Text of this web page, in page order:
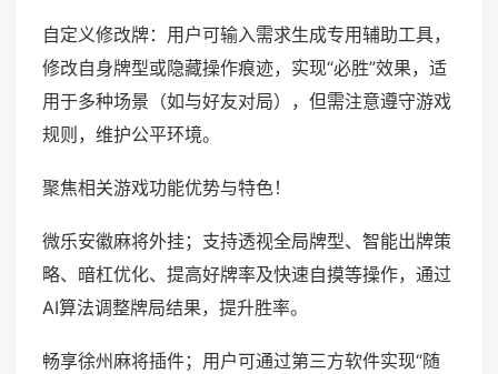
自定义修改牌：用户可输入需求生成专用辅助工具，
修改自身牌型或隐藏操作痕迹，实现“必胜”效果，适
用于多种场景（如与好友对局），但需注意遵守游戏
规则，维护公平环境。
聚焦相关游戏功能优势与特色！
微乐安徽麻将外挂；支持透视全局牌型、智能出牌策
略、暗杠优化、提高好牌率及快速自摸等操作，通过
AI算法调整牌局结果，提升胜率。
畅享徐州麻将插件；用户可通过第三方软件实现“随